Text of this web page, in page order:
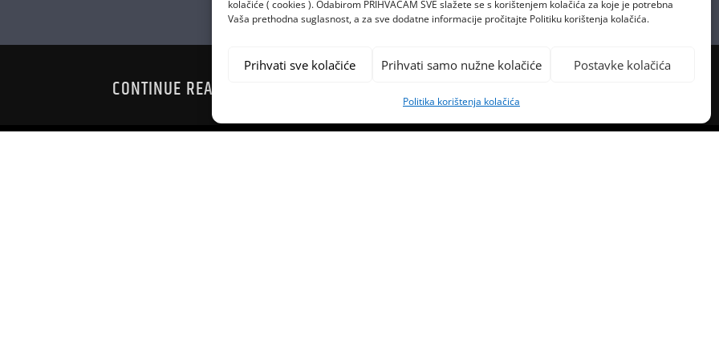
kolačiće ( cookies ). Odabirom PRIHVAĆAM SVE slažete se s korištenjem kolačića za koje je potrebna
Vaša prethodna suglasnost, a za sve dodatne informacije pročitajte Politiku korištenja kolačića.
Prihvati sve kolačiće Prihvati samo nužne kolačiće Postavke kolačića
Politika korištenja kolačića
CONTINUE READING